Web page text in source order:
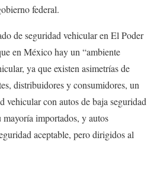
federal.
de seguridad vehicular en El Poder
en México hay un “ambiente
ya que existen asimetrías de
distribuidores y consumidores, un
vehicular con autos de baja seguridad
importados, y autos
aceptable, pero dirigidos al